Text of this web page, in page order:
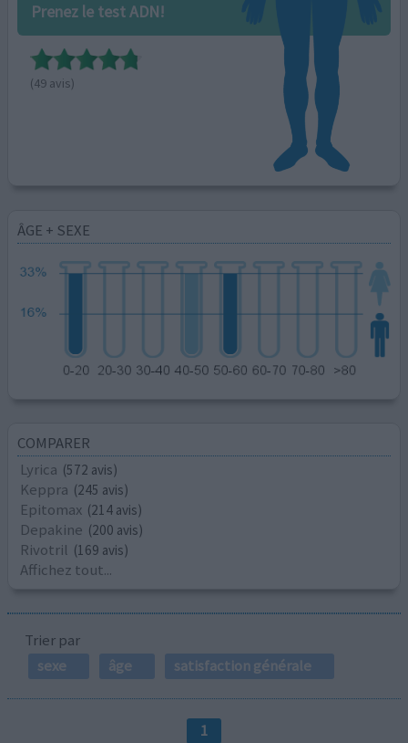
Prenez le test ADN!
(49 avis)
ÂGE + SEXE
COMPARER
Lyrica (572 avis)
Keppra (245 avis)
Epitomax (214 avis)
Depakine (200 avis)
Rivotril (169 avis)
Affichez tout...
Trier par
sexe
âge satisfaction générale
1